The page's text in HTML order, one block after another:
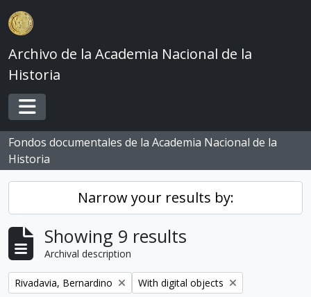
Skip to main content
Archivo de la Academia Nacional de la
Historia
Toggle navigation
Fondos documentales de la Academia Nacional de la
Historia
Narrow your results by:
Showing 9 results
Archival description
Remove filter:
Rivadavia, Bernardino Remove filter:
With digital objects